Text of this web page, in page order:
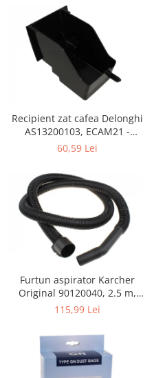
Telecomenzi garaj
Sport & Activitati in aer liber
Accesorii antrenament
Accesorii Fitness
Accesorii sportive
Camping
Sporturi de interior
TV, Audio & Foto
Aparate Foto & Accesorii
Audio HI-FI & Profesionale
Camere video si sport
Drone si Accesorii
Home Cinema & Audio
Playere, Boxe & Casti
Televizoare & accesorii
Recipient zat cafea Delonghi
AS13200103, ECAM21 -
ECAM25
60,59 Lei
Furtun aspirator Karcher
Original 90120040, 2.5 m,
negru
115,99 Lei